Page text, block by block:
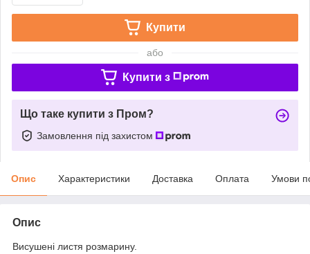
Купити
або
Купити з
Що таке купити з Пром?
Замовлення під захистом
Опис Характеристики Доставка Оплата Умови
Опис
Висушені листя розмарину.